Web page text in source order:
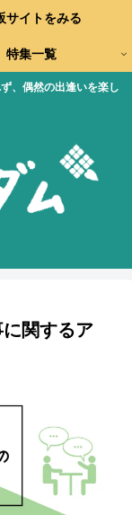
、偶然の出逢いを楽し
サイトをみる
特集一覧
に関するア